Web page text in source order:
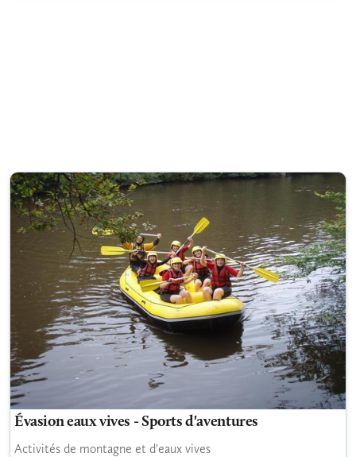
Évasion eaux vives - Sports d'aventures
Activités de montagne et d'eaux vives